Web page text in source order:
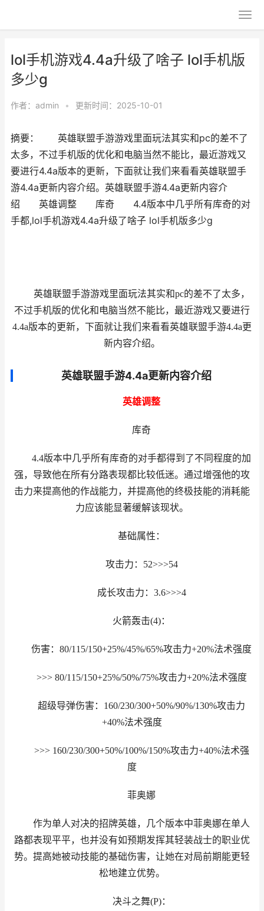
lol手机游戏4.4a升级了啥子 lol手机版
多少g
作者： admin • 更新时间：2025-10-01
摘要： 英雄联盟手游游戏里面玩法其实和pc的差不了
太多，不过手机版的优化和电脑当然不能比，最近游戏又
要进行4.4a版本的更新，下面就让我们来看看英雄联盟手
游4.4a更新内容介绍。英雄联盟手游4.4a更新内容介
绍 英雄调整 库奇 4.4版本中几乎所有库奇的对
手都,lol手机游戏4.4a升级了啥子 lol手机版多少g
英雄联盟手游游戏里面玩法其实和pc的差不了太多，
不过手机版的优化和电脑当然不能比，最近游戏又要进行
4.4a版本的更新，下面就让我们来看看英雄联盟手游4.4a更
新内容介绍。
英雄联盟手游4.4a更新内容介绍
英雄调整
库奇
4.4版本中几乎所有库奇的对手都得到了不同程度的加
强，导致他在所有分路表现都比较低迷。通过增强他的攻
击力来提高他的作战能力，并提高他的终极技能的消耗能
力应该能显著缓解该现状。
基础属性：
攻击力：52>>>54
成长攻击力：3.6>>>4
火箭轰击(4)：
伤害：80/115/150+25%/45%/65%攻击力+20%法术强度
>>> 80/115/150+25%/50%/75%攻击力+20%法术强度
超级导弹伤害：160/230/300+50%/90%/130%攻击力
+40%法术强度
>>> 160/230/300+50%/100%/150%攻击力+40%法术强
度
菲奥娜
作为单人对决的招牌英雄，几个版本中菲奥娜在单人
路都表现平平，也并没有如预期发挥其轻装战士的职业优
势。提高她被动技能的基础伤害，让她在对局前期能更轻
松地建立优势。
决斗之舞(P)：